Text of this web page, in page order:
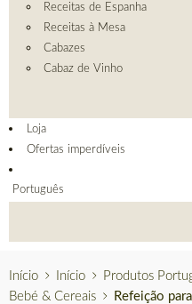
Receitas de Espanha
Receitas à Mesa
Cabazes
Cabaz de Vinho
Loja
Ofertas imperdíveis
Português
Início Início Produtos
Bebé & Cereais
Refeição